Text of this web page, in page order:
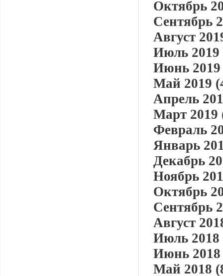
Октябрь
Сентябрь
Август
Июль 2019
Июнь 2019
Май 2019
Апрель
Март 2019
Февраль
Январь
Декабрь
Ноябрь
Октябрь
Сентябрь
Август
Июль 2018
Июнь 2018
Май 2018